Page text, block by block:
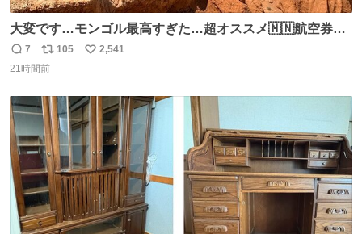
大変です…モンゴル最高すぎた…超オススメ🇲🇳航空券往
復10万しなかったし、たったの約5時間フライト✈️ そして
VIVANTでの堺雅人さんの凄さがわかりました、ホンゴル
返
信
7
リ
ポ
ト
数
105
い
数
2,541
21時間前